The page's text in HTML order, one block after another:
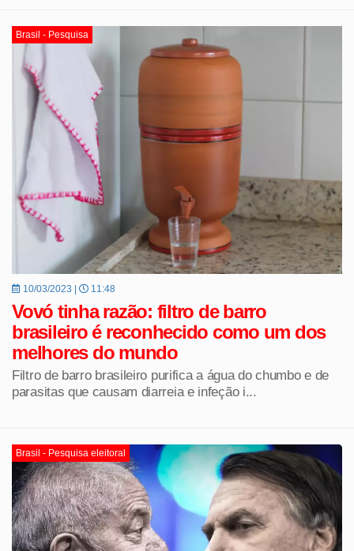
Brasil - Pesquisa
10/03/2023 | 11:48
Vovó tinha razão: filtro de barro
brasileiro é reconhecido como um dos
melhores do mundo
Filtro de barro brasileiro purifica a água do chumbo e de
parasitas que causam diarreia e infeção i...
Brasil - Pesquisa eleitoral